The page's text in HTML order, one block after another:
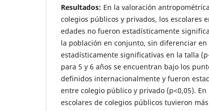
Resultados: En la valoración
colegios públicos y privados, los escolares
edades no fueron estadísticamente
la población en conjunto, sin diferenciar en
estadísticamente significativas en la talla
para 5 y 6 años se encuentran bajo los
definidos internacionalmente y fueron
entre colegio público y privado (p<0,05).
escolares de colegios públicos tuvieron